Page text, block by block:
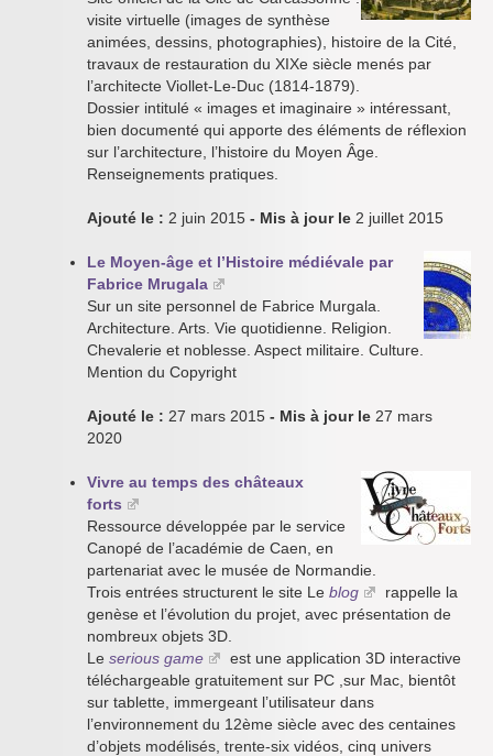
visite virtuelle (images de synthèse
animées, dessins, photographies), histoire de la Cité,
travaux de restauration du XIXe siècle menés par
l’architecte Viollet-Le-Duc (1814-1879).
Dossier intitulé « images et imaginaire » intéressant,
bien documenté qui apporte des éléments de réflexion
sur l’architecture, l’histoire du Moyen Âge.
Renseignements pratiques.
Ajouté le : 2 juin 2015 - Mis à jour le 2 juillet 2015
Le Moyen-âge et l’Histoire médiévale par
Fabrice Mrugala
Sur un site personnel de Fabrice Murgala.
Architecture. Arts. Vie quotidienne. Religion.
Chevalerie et noblesse. Aspect militaire. Culture.
Mention du Copyright
Ajouté le : 27 mars 2015 - Mis à jour le 27 mars
2020
Vivre au temps des châteaux
forts
Ressource développée par le service
Canopé de l’académie de Caen, en
partenariat avec le musée de Normandie.
Trois entrées structurent le site Le blog
rappelle la
genèse et l’évolution du projet, avec présentation de
nombreux objets 3D.
Le serious game
est une application 3D interactive
téléchargeable gratuitement sur PC ,sur Mac, bientôt
sur tablette, immergeant l’utilisateur dans
l’environnement du 12ème siècle avec des centaines
d’objets modélisés, trente-six vidéos, cinq univers